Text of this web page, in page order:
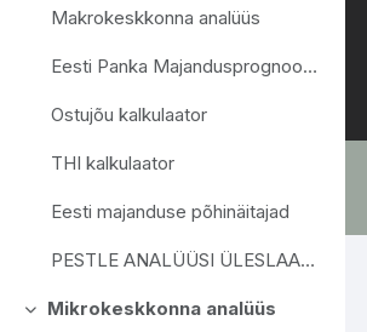
Makrokeskkonna analüüs
Eesti Panka Majandusprognoos Video
Ostujõu kalkulaator
THI kalkulaator
Eesti majanduse põhinäitajad
PESTLE ANALÜÜSI ÜLESLAADIMINE
Ahenda
Mikrokeskkonna analüüs